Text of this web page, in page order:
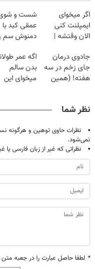
اگر میخوای
ایمپلنت کنی
الان وقتشه |
میلیون تومان!!!
شست و
عمقی کبد با
دمنوش سم
جادوی درمان
جای زخم در سه
هفته! (همین
اگه عمر
بدن سالم
میخوای این
نظر شما
نظرات حاوی توهین و هرگونه
نمی‌شود.
نظراتی که غیر از زبان فارسی
* لطفا حاصل عبارت را در جعبه متن